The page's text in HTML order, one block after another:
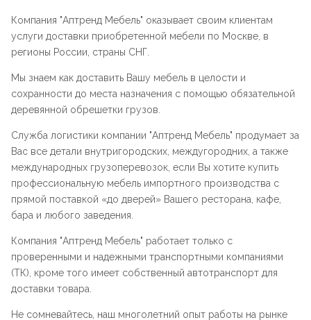
Компания "Аптренд Мебель" оказывает своим клиентам
услуги доставки приобретенной мебели по Москве, в
регионы России, страны СНГ.
Мы знаем как доставить Вашу мебель в целости и
сохранности до места назначения с помощью обязательной
деревянной обрешетки грузов.
Служба логистики компании "Аптренд Мебель" продумает за
Вас все детали внутригородских, междугородних, а также
международных грузоперевозок, если Вы хотите купить
профессиональную мебель импортного производства с
прямой поставкой «до дверей» Вашего ресторана, кафе,
бара и любого заведения.
Компания "Аптренд Мебель" работает только с
проверенными и надежными транспортными компаниями
(ТК), кроме того имеет собственный автотранспорт для
доставки товара.
Не сомневайтесь, наш многолетний опыт работы на рынке